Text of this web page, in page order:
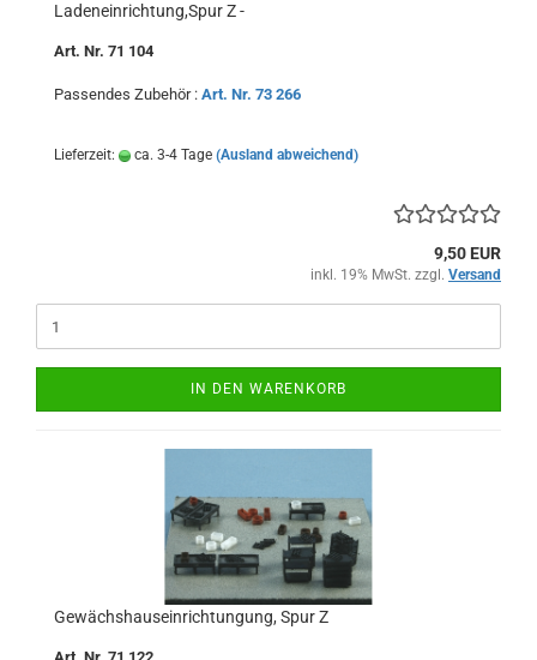
Ladeneinrichtung,Spur Z -
Art. Nr. 71 104
Passendes Zubehör : Art. Nr. 73 266
Lieferzeit: ca. 3-4 Tage (Ausland abweichend)
9,50 EUR
inkl. 19% MwSt. zzgl. Versand
IN DEN WARENKORB
Gewächshauseinrichtungung, Spur Z